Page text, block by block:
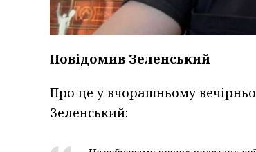
Повідомив Зеленський
Про це у вчорашньому
Зеленський: